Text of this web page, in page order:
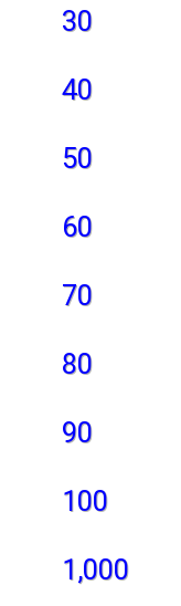
30
40
50
60
70
80
90
100
1,000